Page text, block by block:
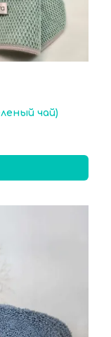
чай)